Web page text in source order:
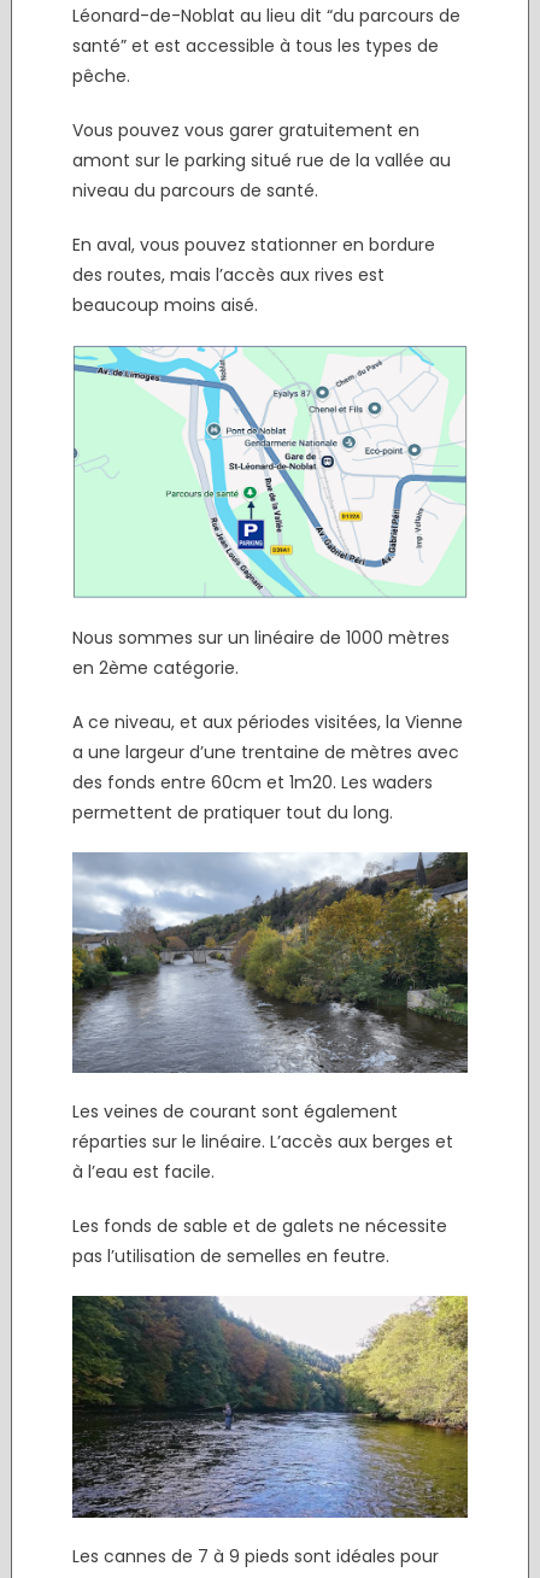
Léonard-de-Noblat au lieu dit “du parcours de
santé” et est accessible à tous les types de
pêche.
Vous pouvez vous garer gratuitement en
amont sur le parking situé rue de la vallée au
niveau du parcours de santé.
En aval, vous pouvez stationner en bordure
des routes, mais l’accès aux rives est
beaucoup moins aisé.
Nous sommes sur un linéaire de 1000 mètres
en 2ème catégorie.
A ce niveau, et aux périodes visitées, la Vienne
a une largeur d’une trentaine de mètres avec
des fonds entre 60cm et 1m20. Les waders
permettent de pratiquer tout du long.
Les veines de courant sont également
réparties sur le linéaire. L’accès aux berges et
à l’eau est facile.
Les fonds de sable et de galets ne nécessite
pas l’utilisation de semelles en feutre.
Les cannes de 7 à 9 pieds sont idéales pour